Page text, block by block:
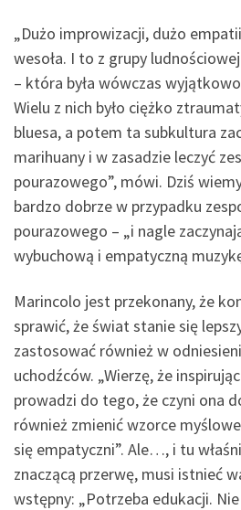
„Dużo improwizacji, dużo
wesoła. I to z grupy
– która była wówczas
Wielu z nich było ciężko
bluesa, a potem ta subkultura
marihuany i w zasadzie leczyć
pourazowego”, mówi. Dziś
bardzo dobrze w przypadku
pourazowego – „i nagle
wybuchową i empatyczną
Marincolo jest przekonany, że
sprawić, że świat stanie się
zastosować również w
uchodźców. „Wierzę, że
prowadzi do tego, że czyni ona
również zmienić wzorce
się empatyczni”. Ale…, i tu
znaczącą przerwę, musi istnieć
wstępny: „Potrzeba edukacji.